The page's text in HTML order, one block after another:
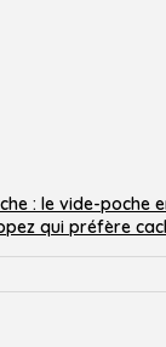
: le vide-poche
qui préfère